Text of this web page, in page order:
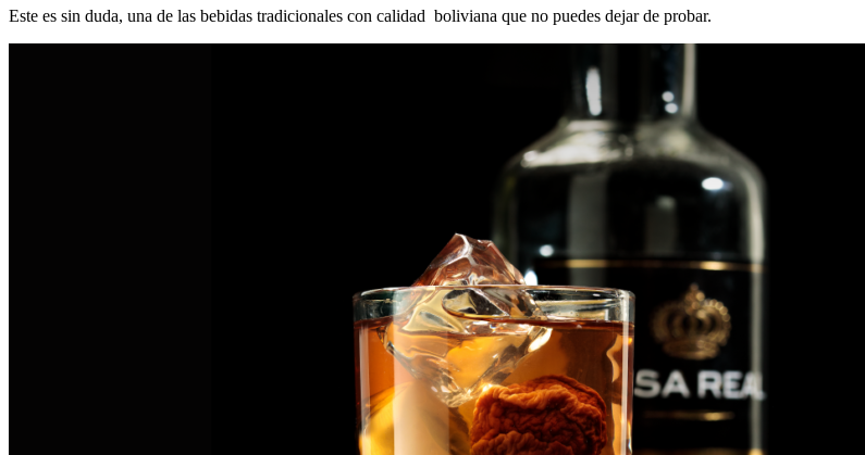
Este es sin duda, una de las bebidas tradicionales con calidad boliviana que no puedes dejar de probar.